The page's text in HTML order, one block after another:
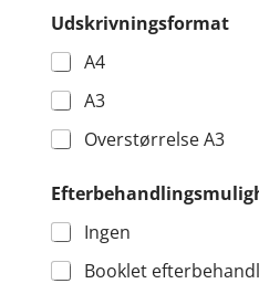
i
v
n
i
n
g
s
o
r
m
a
t
Udskrivningsformat
A4
A3
Overstørrelse A3
Ingen
Booklet